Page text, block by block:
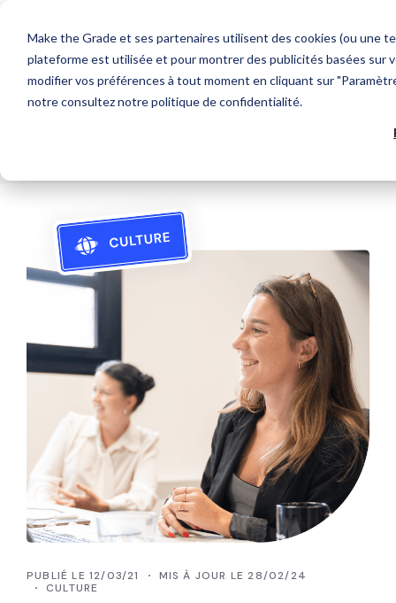
Make the Grade et ses partenaires utilisent des cookies (ou une
plateforme est utilisée et pour montrer des publicités basées sur
modifier vos préférences à tout moment en cliquant sur
notreconsultez notre politique de confidentialité.
PUBLIÉ LE 12/03/21
MIS À JOUR LE 28/02/24
CULTURE